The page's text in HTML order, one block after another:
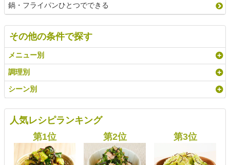
鍋・フライパンひとつでできる
その他の条件で探す
メニュー別
調理別
シーン別
人気レシピランキング